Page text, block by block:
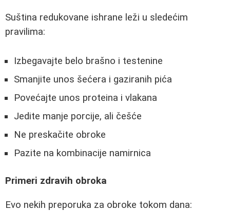
Suština redukovane ishrane leži u sledećim
pravilima:
Izbegavajte belo brašno i testenine
Smanjite unos šećera i gaziranih pića
Povećajte unos proteina i vlakana
Jedite manje porcije, ali češće
Ne preskačite obroke
Pazite na kombinacije namirnica
Primeri zdravih obroka
Evo nekih preporuka za obroke tokom dana: